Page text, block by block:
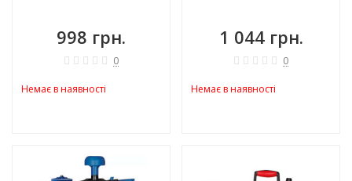
998 грн.
0
Немає в наявності
1 044 грн.
0
Немає в наявності